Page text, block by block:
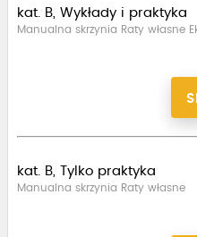
kat. B, Wykłady i praktyka
Manualna skrzynia Raty własne
kat. B, Tylko praktyka
Manualna skrzynia Raty własne